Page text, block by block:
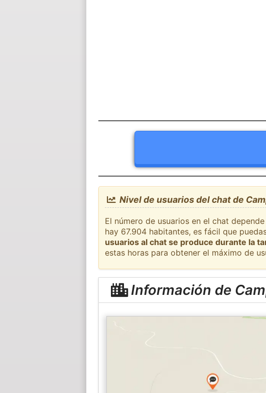
Nivel de usuarios del chat de
El número de usuarios en el chat
hay 67.904 habitantes, es fácil que
usuarios al chat se produce durante la
estas horas para obtener el máximo de
Información de